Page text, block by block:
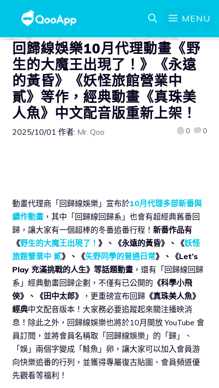
MENU
回歸線娛樂10月代理動畫《野
生的大魔王出現了！》《永遠
的黃昏》《妖怪旅館營業中
貳》等作，經典動畫《真珠美
人魚》中文配音版重新上架！
2025/10/01 作者: Mr. Qoo 0 0
動畫代理商「回歸線娛樂」宣布於10月代理多部新番與
續作動畫 ，其中「回歸線回歸系」也會有超經典舊番回
歸，讓大家有一個超棒的冬番追番行程！ 新番作品有
《野生的大魔王出現了！ 》、《永遠的黃昏》、《妖怪
旅館營業中 貳》、《矢野同學的普通日常》、《Let’s
Play 充滿挑戰的人生》等話題動畫 ，還有「回歸線回歸
系」經典動畫回歸企劃，不僅有已公開的 《科學小飛
俠》、《田中太郎》
，更重磅宣布回歸 《真珠美人魚》
經典中文配音版本！大家務必要追蹤起來關注播映消
息！除此之外，回歸線娛樂也將於10月開放 YouTube 會
員訂閱，並將會員名稱取「回歸線娛樂」的「歸」、
「娛」兩個字變成「鮭魚」卵，讓大家可以加入會員游
向快樂追番的行列，並獲得專屬復古貼圖、會員頻道優
先觀看等福利！